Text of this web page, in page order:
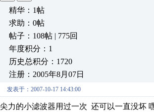
精华：1帖
求助：0帖
帖子：108帖 | 775回
年度积分：1
历史总积分：1720
注册：2005年8月07日
发表于：2007-10-17 14:43:00
尖力的小滤波器用过一次 还可以一直没坏